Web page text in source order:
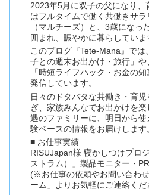
2023年5月に双子の父になり、
はフルタイムで働く共働きサ
（マルチーズ）と、3歳になっ
囲まれ、賑やかに暮らしていま
このブログ『Tete-Mana』では
子との週末お出かけ・旅行」
「時短ライフハック・お金の
発信しています。
日々のドタバタな共働き・育
ぎ、家族みんなでお出かけを
遇のファミリーに、明日から
験ベースの情報をお届けします
■ お仕事実績
RISUJapan様 寝かしつけプロ
ストラム）」製品モニター・
(※お仕事の依頼やお問い合わ
ーム」よりお気軽にご連絡くだ